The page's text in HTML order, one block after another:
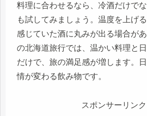
料理に合わせるなら、冷酒だけで
も試してみましょう。温度を上げ
感じていた酒に丸みが出る場合が
の北海道旅行では、温かい料理と
だけで、旅の満足感が増します。
情が変わる飲み物です。
スポンサーリンク